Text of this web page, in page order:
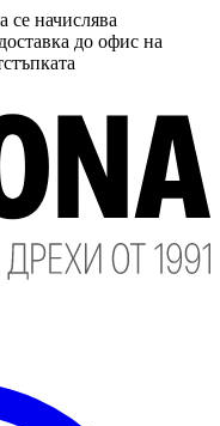
се начислява
до офис на